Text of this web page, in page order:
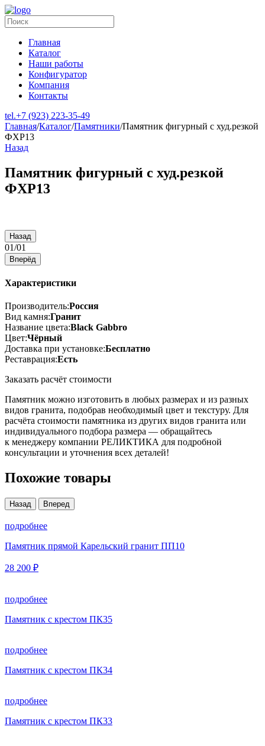
Главная
Каталог
Наши работы
Конфигуратор
Компания
Контакты
tel.+7 (923) 223-35-49
Главная/Каталог/Памятники/Памятник фигурный с худ.резкой
ФХР13
Назад
Памятник фигурный с худ.резкой
ФХР13
Назад
01/01
Вперёд
Характеристики
Производитель:Россия
Вид камня:Гранит
Название цвета:Black Gabbro
Цвет:Чёрный
Доставка при установке:Бесплатно
Реставрация:Есть
Заказать расчёт стоимости
Памятник можно изготовить в любых размерах и из разных
видов гранита, подобрав необходимый цвет и текстуру. Для
расчёта стоимости памятника из других видов гранита или
индивидуального подбора размера — обращайтесь
к менеджеру компании РЕЛИКТИКА для подробной
консультации и уточнения всех деталей!
Похожие товары
Назад Вперед
подробнее
Памятник прямой Карельский гранит ПП10
28 200 ₽
подробнее
Памятник с крестом ПК35
подробнее
Памятник с крестом ПК34
подробнее
Памятник с крестом ПК33